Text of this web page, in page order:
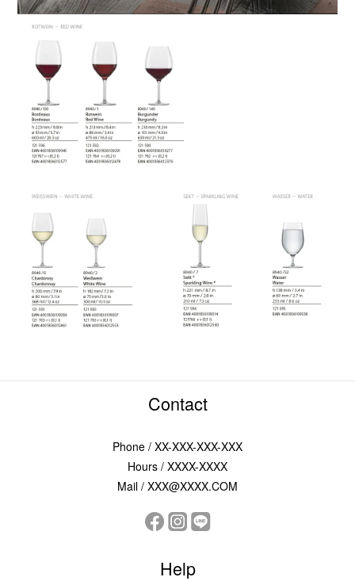
Contact
Phone / XX-XXX-XXX-XXX
Hours / XXXX-XXXX
Mail / XXX@XXXX.COM
Help